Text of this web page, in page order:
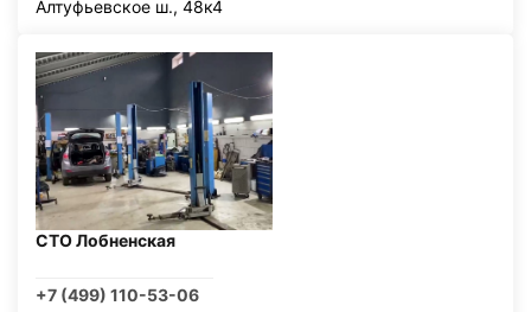
Алтуфьевское ш., 48к4
СТО Лобненская
+7 (499) 110-53-06